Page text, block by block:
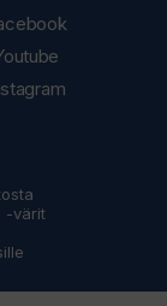
-värit